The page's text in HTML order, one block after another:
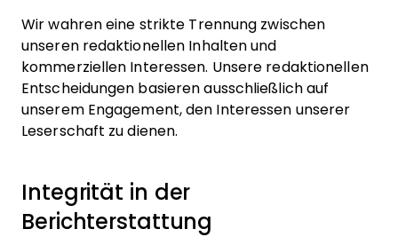
Wir wahren eine strikte Trennung zwischen
unseren redaktionellen Inhalten und
kommerziellen Interessen. Unsere redaktionellen
Entscheidungen basieren ausschließlich auf
unserem Engagement, den Interessen unserer
Leserschaft zu dienen.
Integrität in der
Berichterstattung